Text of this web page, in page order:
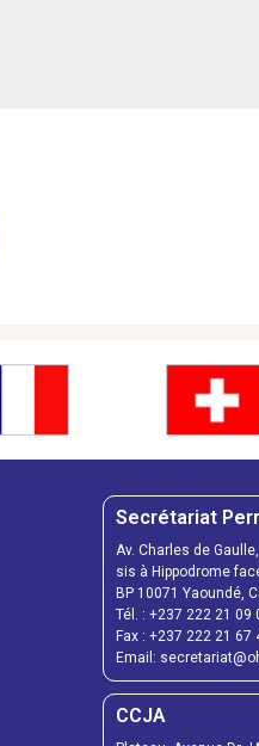
Secrétariat
Av. Charles de Gaulle,
sis à Hippodrome
BP 10071 Yaoundé,
Tél. : +237 222 21 09
Fax : +237 222 21 67
Email:
CCJA